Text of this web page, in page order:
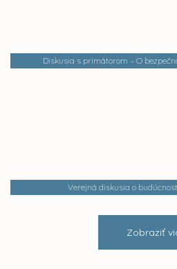
Diskusia s primátorom – O
Verejná diskusia o
Zobraziť